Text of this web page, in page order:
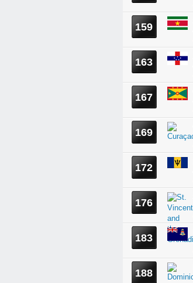
159
163
167
169
172
176
183
188